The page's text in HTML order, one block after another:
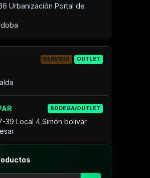
Urbanización Portal de
BODEGA/OUTLET
39 Local 4 Simón bolivar
SERVICIO OUTLET